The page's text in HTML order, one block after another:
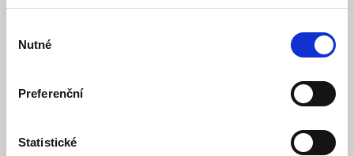
souhlasu
Nutné
Preferenční
Statistické
stůl či pracovní desku. Volba režimu a pohodlné stmívání
Podobné a související výrobky